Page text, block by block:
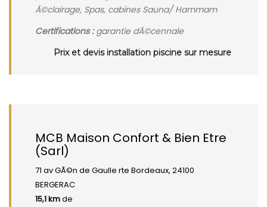
Ã©clairage, Spas, cabines Sauna/ Hammam
Certifications :garantie dÃ©cennale
Prix et devis installation piscine sur mesure
MCB Maison Confort & Bien Etre
(Sarl)
71 av GÃ©n de Gaulle rte Bordeaux, 24100
BERGERAC
15,1 kmde